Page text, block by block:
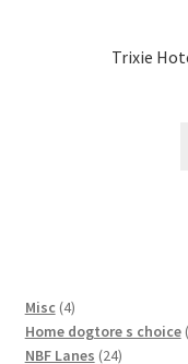
Trixie
Misc 44
товара
Home dogtore s choice
NBF Lanes 2424